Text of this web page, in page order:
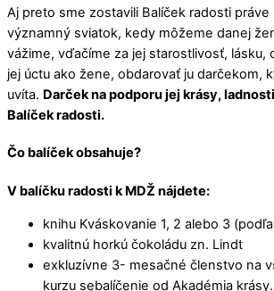
Aj preto sme zostavili Balíček radosti
významný sviatok, kedy môžeme danej
vážime, vďačíme za jej starostlivosť, lásku,
jej úctu ako žene, obdarovať ju darčekom,
uvíta. Darček na podporu jej krásy,
Balíček radosti.
Čo balíček obsahuje?
V balíčku radosti k MDŽ nájdete:
knihu Kváskovanie 1, 2 alebo 3
kvalitnú horkú čokoládu zn. Lindt
exkluzívne 3- mesačné členstvo na
kurzu sebalíčenie od Akadémia krásy.